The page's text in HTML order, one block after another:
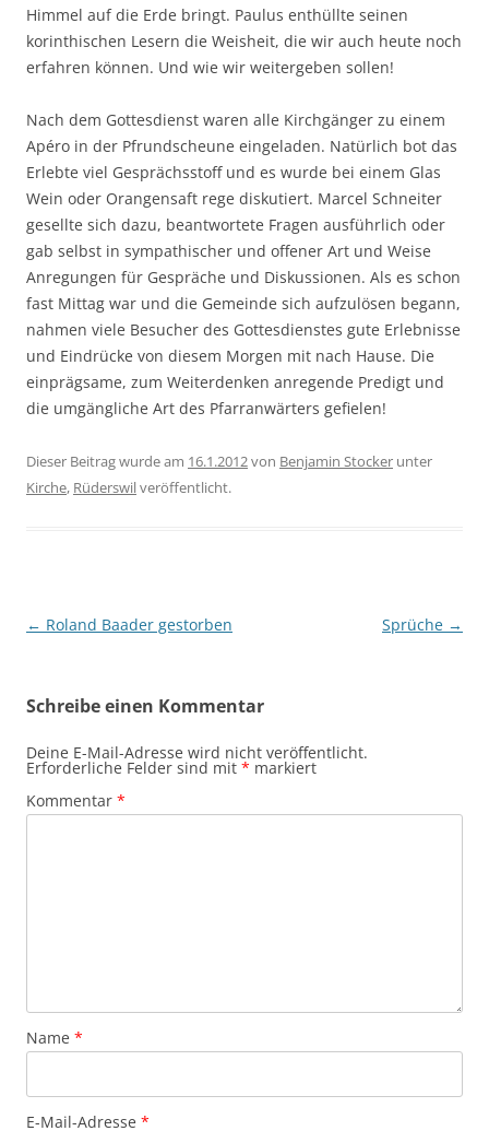
Himmel auf die Erde bringt. Paulus enthüllte seinen
korinthischen Lesern die Weisheit, die wir auch heute noch
erfahren können. Und wie wir weitergeben sollen!
Nach dem Gottesdienst waren alle Kirchgänger zu einem
Apéro in der Pfrundscheune eingeladen. Natürlich bot das
Erlebte viel Gesprächsstoff und es wurde bei einem Glas
Wein oder Orangensaft rege diskutiert. Marcel Schneiter
gesellte sich dazu, beantwortete Fragen ausführlich oder
gab selbst in sympathischer und offener Art und Weise
Anregungen für Gespräche und Diskussionen. Als es schon
fast Mittag war und die Gemeinde sich aufzulösen begann,
nahmen viele Besucher des Gottesdienstes gute Erlebnisse
und Eindrücke von diesem Morgen mit nach Hause. Die
einprägsame, zum Weiterdenken anregende Predigt und
die umgängliche Art des Pfarranwärters gefielen!
Dieser Beitrag wurde am 16.1.2012von Benjamin Stocker unter
Kirche, Rüderswilveröffentlicht.
Beitragsnavigation
← Roland Baader gestorben Sprüche →
Schreibe einen Kommentar
Deine E-Mail-Adresse wird nicht veröffentlicht.
Erforderliche Felder sind mit * markiert
Kommentar *
Name *
E-Mail-Adresse *